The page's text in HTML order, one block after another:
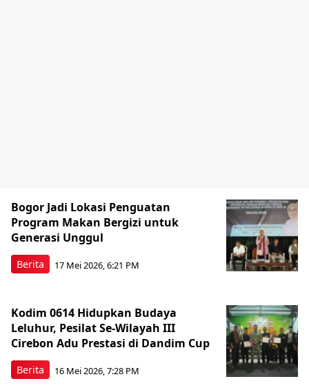
Berita
Bogor Jadi Lokasi Penguatan
Program Makan Bergizi untuk
Generasi Unggul
17 Mei 2026, 6:21 PM
Berita
Kodim 0614 Hidupkan Budaya
Leluhur, Pesilat Se-Wilayah III
Cirebon Adu Prestasi di Dandim Cup
16 Mei 2026, 7:28 PM